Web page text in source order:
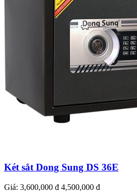
Két sắt Dong Sung DS 36E
Giá: 3,600,000 đ 4,500,000 đ